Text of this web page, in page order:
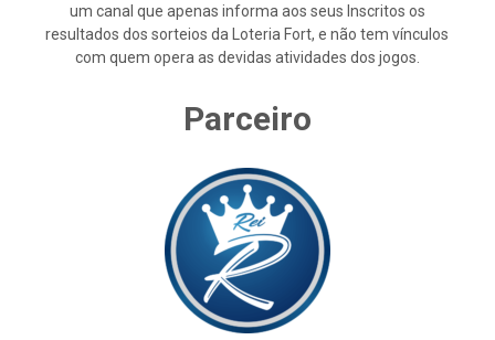
um canal que apenas informa aos seus Inscritos os
resultados dos sorteios da Loteria Fort, e não tem vínculos
com quem opera as devidas atividades dos jogos.
Parceiro